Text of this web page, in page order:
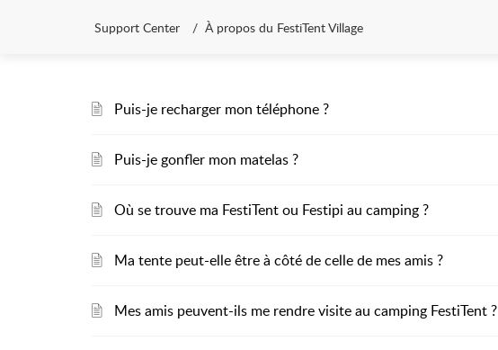
Support Center À propos du FestiTent Village
Puis-je recharger mon téléphone ?
Puis-je gonfler mon matelas ?
Où se trouve ma FestiTent ou Festipi au camping ?
Ma tente peut-elle être à côté de celle de mes amis ?
Mes amis peuvent-ils me rendre visite au camping FestiTent ?